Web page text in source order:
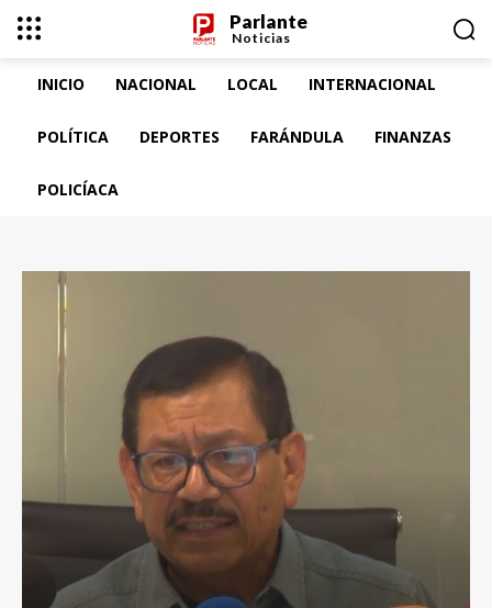
Parlante
Noticias
INICIO NACIONAL LOCAL INTERNACIONAL
POLÍTICA DEPORTES FARÁNDULA FINANZAS
POLICÍACA